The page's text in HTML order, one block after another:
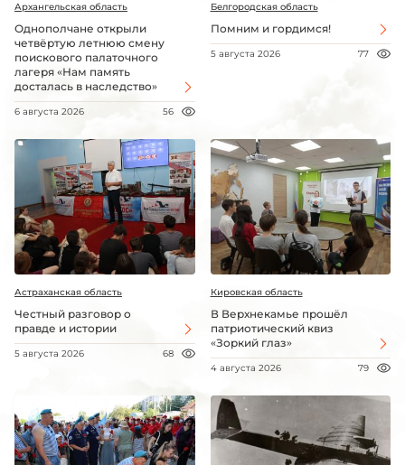
Архангельская область
Однополчане открыли
четвёртую летнюю смену
поискового палаточного
лагеря «Нам память
досталась в наследство»
6 августа 2026 56
Белгородская область
Помним и гордимся!
5 августа 2026 77
Астраханская область
Честный разговор о
правде и истории
5 августа 2026 68
Кировская область
В Верхнекамье прошёл
патриотический квиз
«Зоркий глаз»
4 августа 2026 79